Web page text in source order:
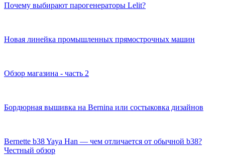
Почему выбирают парогенераторы Lelit?
Новая линейка промышленных прямострочных машин
Обзор магазина - часть 2
Бордюрная вышивка на Bernina или состыковка дизайнов
Bernette b38 Yaya Han — чем отличается от обычной b38?
Честный обзор